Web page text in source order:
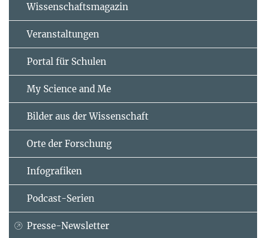
Wissenschaftsmagazin
Veranstaltungen
Portal für Schulen
My Science and Me
Bilder aus der Wissenschaft
Orte der Forschung
Infografiken
Podcast-Serien
Presse-Newsletter